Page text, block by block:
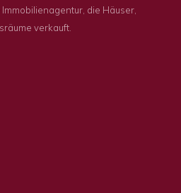
die Häuser,
verkauft.